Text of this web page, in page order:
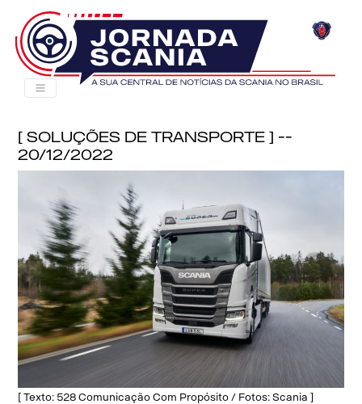
[ Soluções de Transporte ] --
20/12/2022
[ Texto: 528 Comunicação Com Propósito / Fotos: Scania ]